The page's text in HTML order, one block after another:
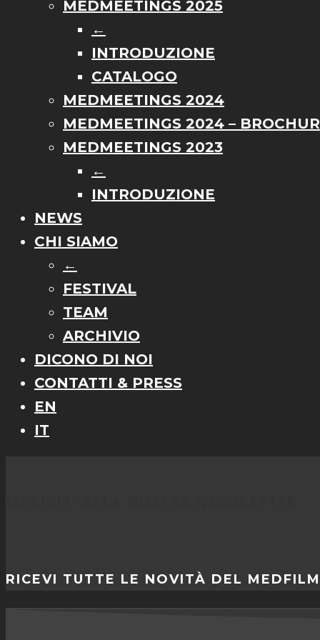
MEDMEETINGS 2025
←
INTRODUZIONE
CATALOGO
MEDMEETINGS 2024
MEDMEETINGS 2024 –
MEDMEETINGS 2023
←
INTRODUZIONE
NEWS
CHI SIAMO
←
FESTIVAL
TEAM
ARCHIVIO
DICONO DI NOI
CONTATTI & PRESS
EN
IT
RICEVI TUTTE LE NOVITÀ DEL MEDFILM